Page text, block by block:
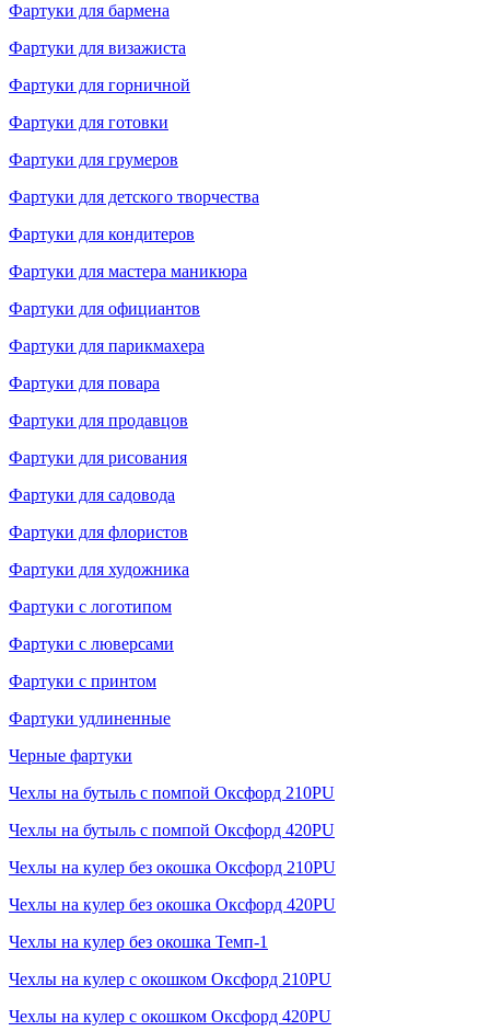
Фартуки для бармена
Фартуки для визажиста
Фартуки для горничной
Фартуки для готовки
Фартуки для грумеров
Фартуки для детского творчества
Фартуки для кондитеров
Фартуки для мастера маникюра
Фартуки для официантов
Фартуки для парикмахера
Фартуки для повара
Фартуки для продавцов
Фартуки для рисования
Фартуки для садовода
Фартуки для флористов
Фартуки для художника
Фартуки с логотипом
Фартуки с люверсами
Фартуки с принтом
Фартуки удлиненные
Черные фартуки
Чехлы на бутыль с помпой Оксфорд 210PU
Чехлы на бутыль с помпой Оксфорд 420PU
Чехлы на кулер без окошка Оксфорд 210PU
Чехлы на кулер без окошка Оксфорд 420PU
Чехлы на кулер без окошка Темп-1
Чехлы на кулер с окошком Оксфорд 210PU
Чехлы на кулер с окошком Оксфорд 420PU